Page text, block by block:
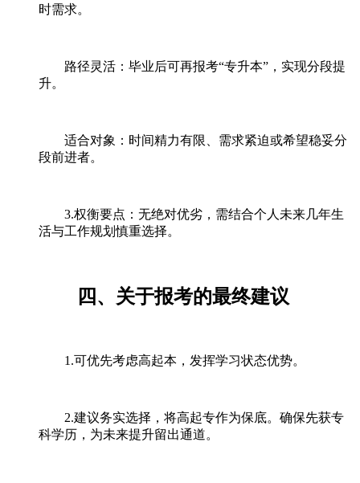
时需求。
路径灵活：毕业后可再报考“专升本”，实现分段提
升。
适合对象：时间精力有限、需求紧迫或希望稳妥分
段前进者。
3.权衡要点：无绝对优劣，需结合个人未来几年生
活与工作规划慎重选择。
四、关于报考的最终建议
1.可优先考虑高起本，发挥学习状态优势。
2.建议务实选择，将高起专作为保底。确保先获专
科学历，为未来提升留出通道。